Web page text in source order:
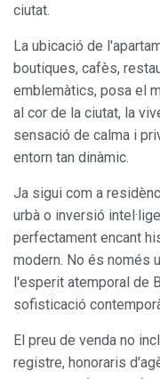
ciutat.
La ubicació de
boutiques, cafès,
emblemàtics, posa el
al cor de la ciutat, la
sensació de calma i
entorn tan dinàmic.
Ja sigui com a
urbà o inversió
perfectament encant
modern. No és només
l'esperit atemporal de
sofisticació
El preu de venda no
registre, honoraris
Tècniques i
Aquest lloc web
informació amb la
Si continua navegant,
de les mateixes.
navegador podent, si
instal·lades al disc
compte que aquesta
navegació de la
Analítiques i
Permeten fer el
dels usuaris d'aquest
mitjançant aquest
mesurament de
perfils de navegació
funció de l'anàlisi de
l'usuari per millorar la
una millor